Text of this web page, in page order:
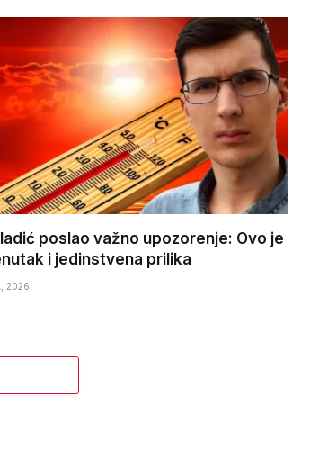
poslao važno upozorenje: Ovo je
i jedinstvena prilika
2026